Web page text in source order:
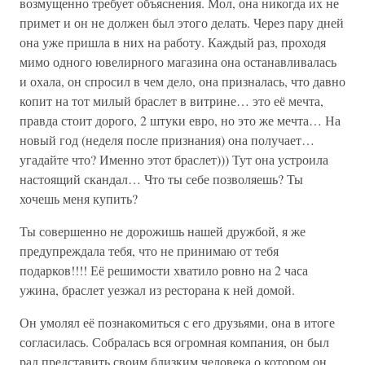
примет и он не должен был этого делать. Через пару дней
она уже пришла в них на работу. Каждый раз, проходя
мимо одного ювелирного магазина она останавливалась
и охала, он спросил в чем дело, она призналась, что давно
копит на тот милый браслет в витрине… это её мечта,
правда стоит дорого, 2 штуки евро, но это же мечта… На
новый год (неделя после признания) она получает…
угадайте что? Именно этот браслет))) Тут она устроила
настоящий скандал… Что ты себе позволяешь? Ты
хочешь меня купить?
Ты совершенно не дорожишь нашей дружбой, я же
предупреждала тебя, что не принимаю от тебя
подарков!!!! Её решимости хватило ровно на 2 часа
ужина, браслет уезжал из ресторана к ней домой.
Он умолял её познакомиться с его друзьями, она в итоге
согласилась. Собралась вся огромная компания, он был
рад представить своим близким человека о котором он